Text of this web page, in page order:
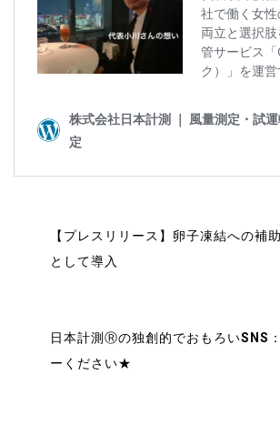
【プレスリリース】卵子凍結への補
として導入
日本計測Ⓡの独創的でおもろいSNS
ーください★